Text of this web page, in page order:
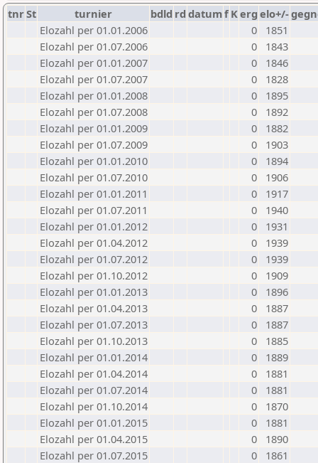
tnrSt turnier bdld rd datumf Kerg elo+/-
Elozahl per 01.01.2006
0
1851
Elozahl per 01.07.2006
0
1843
Elozahl per 01.01.2007
0
1846
Elozahl per 01.07.2007
0
1828
Elozahl per 01.01.2008
0
1895
Elozahl per 01.07.2008
0
1892
Elozahl per 01.01.2009
0
1882
Elozahl per 01.07.2009
0
1903
Elozahl per 01.01.2010
0
1894
Elozahl per 01.07.2010
0
1906
Elozahl per 01.01.2011
0
1917
Elozahl per 01.07.2011
0
1940
Elozahl per 01.01.2012
0
1931
Elozahl per 01.04.2012
0
1939
Elozahl per 01.07.2012
0
1939
Elozahl per 01.10.2012
0
1909
Elozahl per 01.01.2013
0
1896
Elozahl per 01.04.2013
0
1887
Elozahl per 01.07.2013
0
1887
Elozahl per 01.10.2013
0
1885
Elozahl per 01.01.2014
0
1889
Elozahl per 01.04.2014
0
1881
Elozahl per 01.07.2014
0
1881
Elozahl per 01.10.2014
0
1870
Elozahl per 01.01.2015
0
1881
Elozahl per 01.04.2015
0
1890
Elozahl per 01.07.2015
0
1861